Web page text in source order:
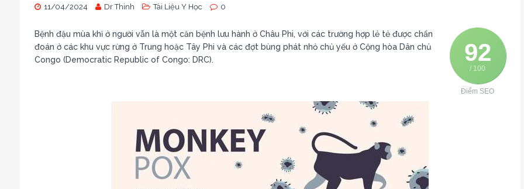
11/04/2024 Dr Thinh Tài Liệu Y Học 0
92
/ 100
Điểm SEO
Bệnh đậu mùa khỉ ở người vẫn là một căn bệnh lưu hành ở Châu Phi, với các trường hợp lẻ tẻ được chẩn
đoán ở các khu vực rừng ở Trung hoặc Tây Phi và các đợt bùng phát nhỏ chủ yếu ở Cộng hòa Dân chủ
Congo (Democratic Republic of Congo: DRC).